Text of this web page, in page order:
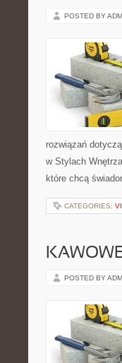
POSTED BY
rozwiązań
w Stylach
które chcą
CATEGORIES:
POSTED BY